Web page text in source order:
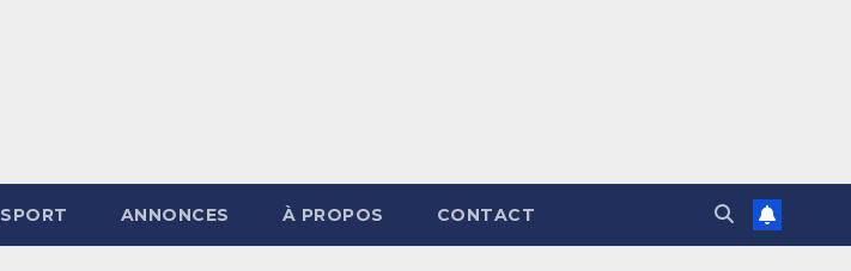
SPORT ANNONCES À PROPOS CONTACT